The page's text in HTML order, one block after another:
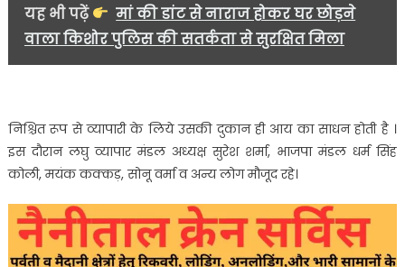
यह भी पढ़ें
मां की डांट से नाराज होकर घर छोड़ने
वाला किशोर पुलिस की सतर्कता से सुरक्षित मिला
निश्चित रूप से व्यापारी के लिये उसकी दुकान ही आय का साधन होती है ।
इस दौरान लघु व्यापार मंडल अध्यक्ष सुरेश शर्मा, भाजपा मंडल धर्म सिंह
कोली, मयंक कक्कड़, सोनू वर्मा व अन्य लोग मौजूद रहे।